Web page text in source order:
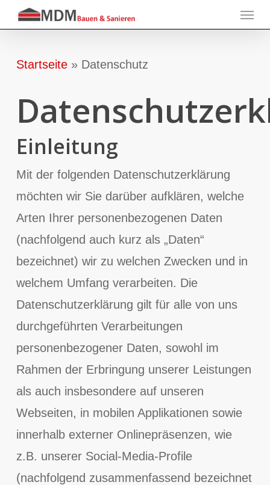
Skip
to
Menu
Startseite» Datenschutz
Einleitung
Mit der folgenden Datenschutzerklärung
möchten wir Sie darüber aufklären, welche
Arten Ihrer personenbezogenen Daten
(nachfolgend auch kurz als „Daten“
bezeichnet) wir zu welchen Zwecken und in
welchem Umfang verarbeiten. Die
Datenschutzerklärung gilt für alle von uns
durchgeführten Verarbeitungen
personenbezogener Daten, sowohl im
Rahmen der Erbringung unserer Leistungen
als auch insbesondere auf unseren
Webseiten, in mobilen Applikationen sowie
innerhalb externer Onlinepräsenzen, wie
z.B. unserer Social-Media-Profile
(nachfolgend zusammenfassend bezeichnet